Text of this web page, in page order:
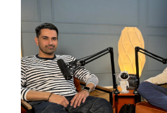
FREUNDSCHAFT AUF
PODCAST MIT TAN
JASCHA RUST